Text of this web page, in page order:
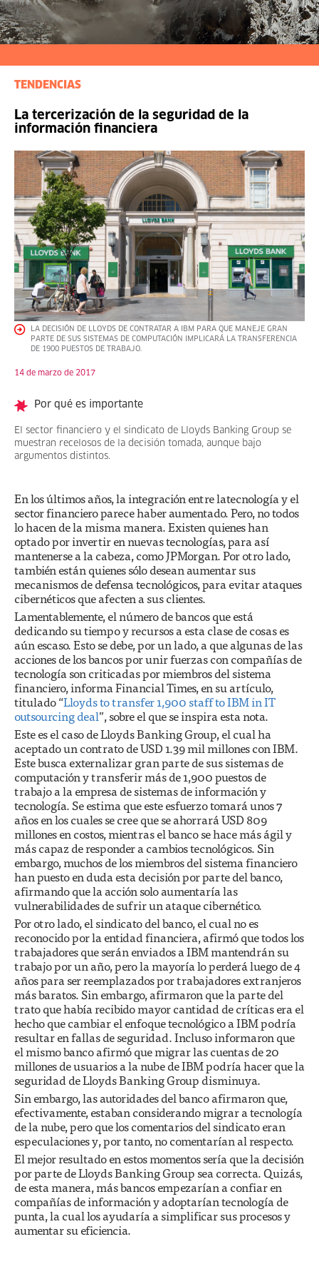
TENDENCIAS
La tercerización de la seguridad de la
información financiera
LA DECISIÓN DE LLOYDS DE CONTRATAR A IBM PARA QUE MANEJE GRAN
PARTE DE SUS SISTEMAS DE COMPUTACIÓN IMPLICARÁ LA TRANSFERENCIA
DE 1900 PUESTOS DE TRABAJO.
14 de marzo de 2017
Por qué es importante
El sector financiero y el sindicato de Lloyds Banking Group se
muestran recelosos de la decisión tomada, aunque bajo
argumentos distintos.
En los últimos años, la integración entre latecnología y el
sector financiero parece haber aumentado. Pero, no todos
lo hacen de la misma manera. Existen quienes han
optado por invertir en nuevas tecnologías, para así
mantenerse a la cabeza, como JPMorgan. Por otro lado,
también están quienes sólo desean aumentar sus
mecanismos de defensa tecnológicos, para evitar ataques
cibernéticos que afecten a sus clientes.
Lamentablemente, el número de bancos que está
dedicando su tiempo y recursos a esta clase de cosas es
aún escaso. Esto se debe, por un lado, a que algunas de las
acciones de los bancos por unir fuerzas con compañías de
tecnología son criticadas por miembros del sistema
financiero, informa Financial Times, en su artículo,
titulado “Lloyds to transfer 1,900 staff to IBM in IT
outsourcing deal”, sobre el que se inspira esta nota.
Este es el caso de Lloyds Banking Group, el cual ha
aceptado un contrato de USD 1.39 mil millones con IBM.
Este busca externalizar gran parte de sus sistemas de
computación y transferir más de 1,900 puestos de
trabajo a la empresa de sistemas de información y
tecnología. Se estima que este esfuerzo tomará unos 7
años en los cuales se cree que se ahorrará USD 809
millones en costos, mientras el banco se hace más ágil y
más capaz de responder a cambios tecnológicos. Sin
embargo, muchos de los miembros del sistema financiero
han puesto en duda esta decisión por parte del banco,
afirmando que la acción solo aumentaría las
vulnerabilidades de sufrir un ataque cibernético.
Por otro lado, el sindicato del banco, el cual no es
reconocido por la entidad financiera, afirmó que todos los
trabajadores que serán enviados a IBM mantendrán su
trabajo por un año, pero la mayoría lo perderá luego de 4
años para ser reemplazados por trabajadores extranjeros
más baratos. Sin embargo, afirmaron que la parte del
trato que había recibido mayor cantidad de críticas era el
hecho que cambiar el enfoque tecnológico a IBM podría
resultar en fallas de seguridad. Incluso informaron que
el mismo banco afirmó que migrar las cuentas de 20
millones de usuarios a la nube de IBM podría hacer que la
seguridad de Lloyds Banking Group disminuya.
Sin embargo, las autoridades del banco afirmaron que,
efectivamente, estaban considerando migrar a tecnología
de la nube, pero que los comentarios del sindicato eran
especulaciones y, por tanto, no comentarían al respecto.
El mejor resultado en estos momentos sería que la decisión
por parte de Lloyds Banking Group sea correcta. Quizás,
de esta manera, más bancos empezarían a confiar en
compañías de información y adoptarían tecnología de
punta, la cual los ayudaría a simplificar sus procesos y
aumentar su eficiencia.